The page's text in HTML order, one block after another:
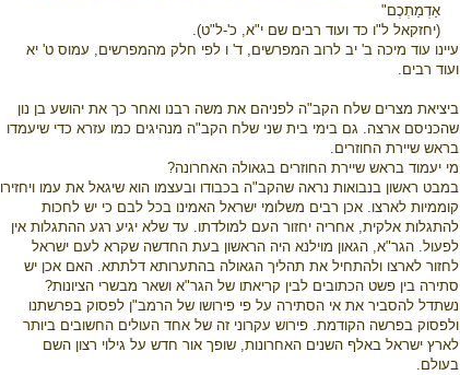
אַדְמַתְכֶם"
(יחזקאל ל"ו כד ועוד רבים שם י"א, כ'-ל"ט).
עיינו עוד מיכה ב' יב לרוב המפרשים, ד' ו לפי חלק מהמפרשים, עמוס ט' יא
ועוד רבים.
ביציאת מצרים שלח הקב"ה לפניהם את משה רבנו ואחר כך את יהושע בן נון
שהכניסם ארצה. גם בימי בית שני שלח הקב"ה מנהיגים כמו עזרא כדי שיעמדו
בראש שיירת החוזרים.
מי יעמוד בראש שיירת החוזרים בגאולה האחרונה?
במבט ראשון בנבואות נראה שהקב"ה בכבודו ובעצמו הוא שיגאל את עמו ויחזירו
קוממיות לארצו. אכן רבים משלומי ישראל האמינו בכל לבם כי יש לחכות
להתגלות אלקית, אחריה יחזור העם למולדתו. עד שלא יגיע רגע ההתגלות אין
לפעול. הגר"א, הגאון מוילנא היה הראשון בעת החדשה שקרא לעם ישראל
לחזור לארצו ולהתחיל את תהליך הגאולה בהתערותא דלתתא. האם אכן יש
סתירה בין פשט הכתובים לבין קריאתו של הגר"א ושאר מבשרי הציונות?
נשתדל להסביר את אי הסתירה על פי פירושו של הרמב"ן לפסוק בפרשתנו
ולפסוק בפרשה הקודמת. פירוש עקרוני זה של אחד העולים החשובים ביותר
לארץ ישראל באלף השנים האחרונות, שופך אור חדש על גילוי רצון השם
בעולם.